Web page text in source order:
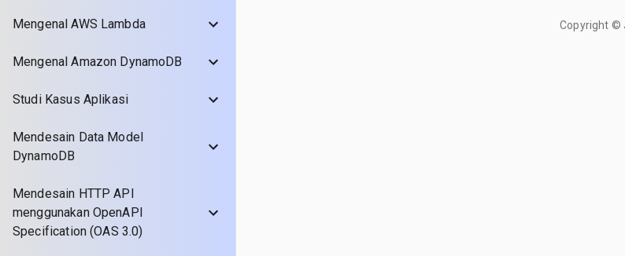
Mengenal AWS Lambda
Mengenal Amazon DynamoDB
Studi Kasus Aplikasi
Mendesain Data Model
DynamoDB
Mendesain HTTP API
menggunakan OpenAPI
Specification (OAS 3.0)
Copyright ©